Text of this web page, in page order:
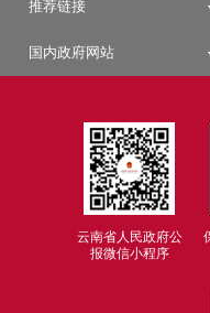
推荐链接
国内政府网站
云南省人民政府公
报微信小程序